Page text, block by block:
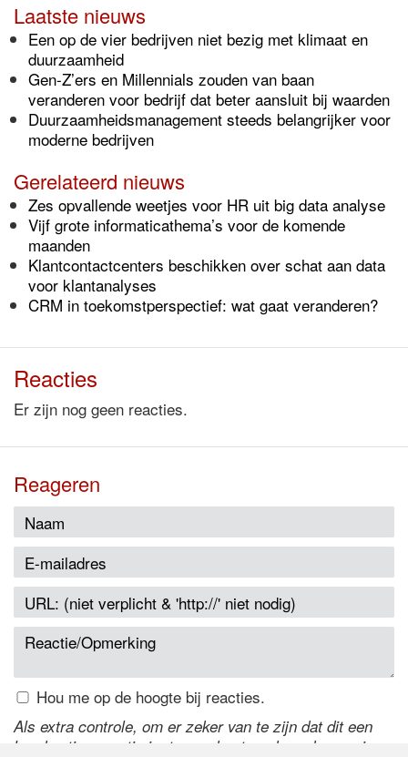
Laatste nieuws
Een op de vier bedrijven niet bezig met klimaat en
duurzaamheid
Gen-Z’ers en Millennials zouden van baan
veranderen voor bedrijf dat beter aansluit bij waarden
Duurzaamheidsmanagement steeds belangrijker voor
moderne bedrijven
Gerelateerd nieuws
Zes opvallende weetjes voor HR uit big data analyse
Vijf grote informaticathema’s voor de komende
maanden
Klantcontactcenters beschikken over schat aan data
voor klantanalyses
CRM in toekomstperspectief: wat gaat veranderen?
Reacties
Er zijn nog geen reacties.
Reageren
Hou me op de hoogte bij reacties.
Als extra controle, om er zeker van te zijn dat dit een
handmatige reactie is, typ onderstaande code over in